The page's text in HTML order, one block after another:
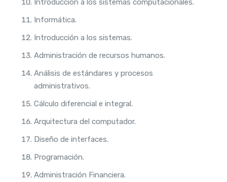
Introducción a los sistemas computacionales.
Informática.
Introducción a los sistemas.
Administración de recursos humanos.
Análisis de estándares y procesos
administrativos.
Cálculo diferencial e integral.
Arquitectura del computador.
Diseño de interfaces.
Programación.
Administración Financiera.